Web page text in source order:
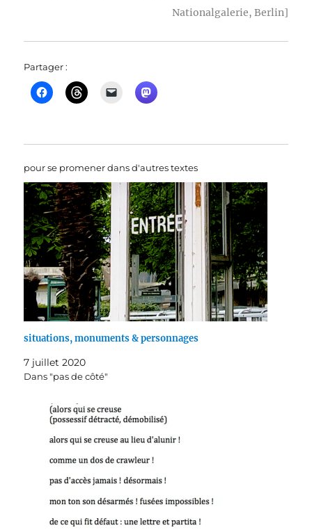
Nationalgalerie, Berlin]
Partager :
pour se promener dans d'autres textes
situations, monuments & personnages
7 juillet 2020
Dans "pas de côté"